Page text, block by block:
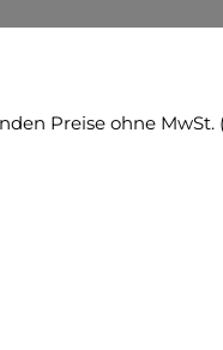
Hilfsmittel
Nachweis von
dazu bei,
zu überwachen
Preise ohne MwSt.